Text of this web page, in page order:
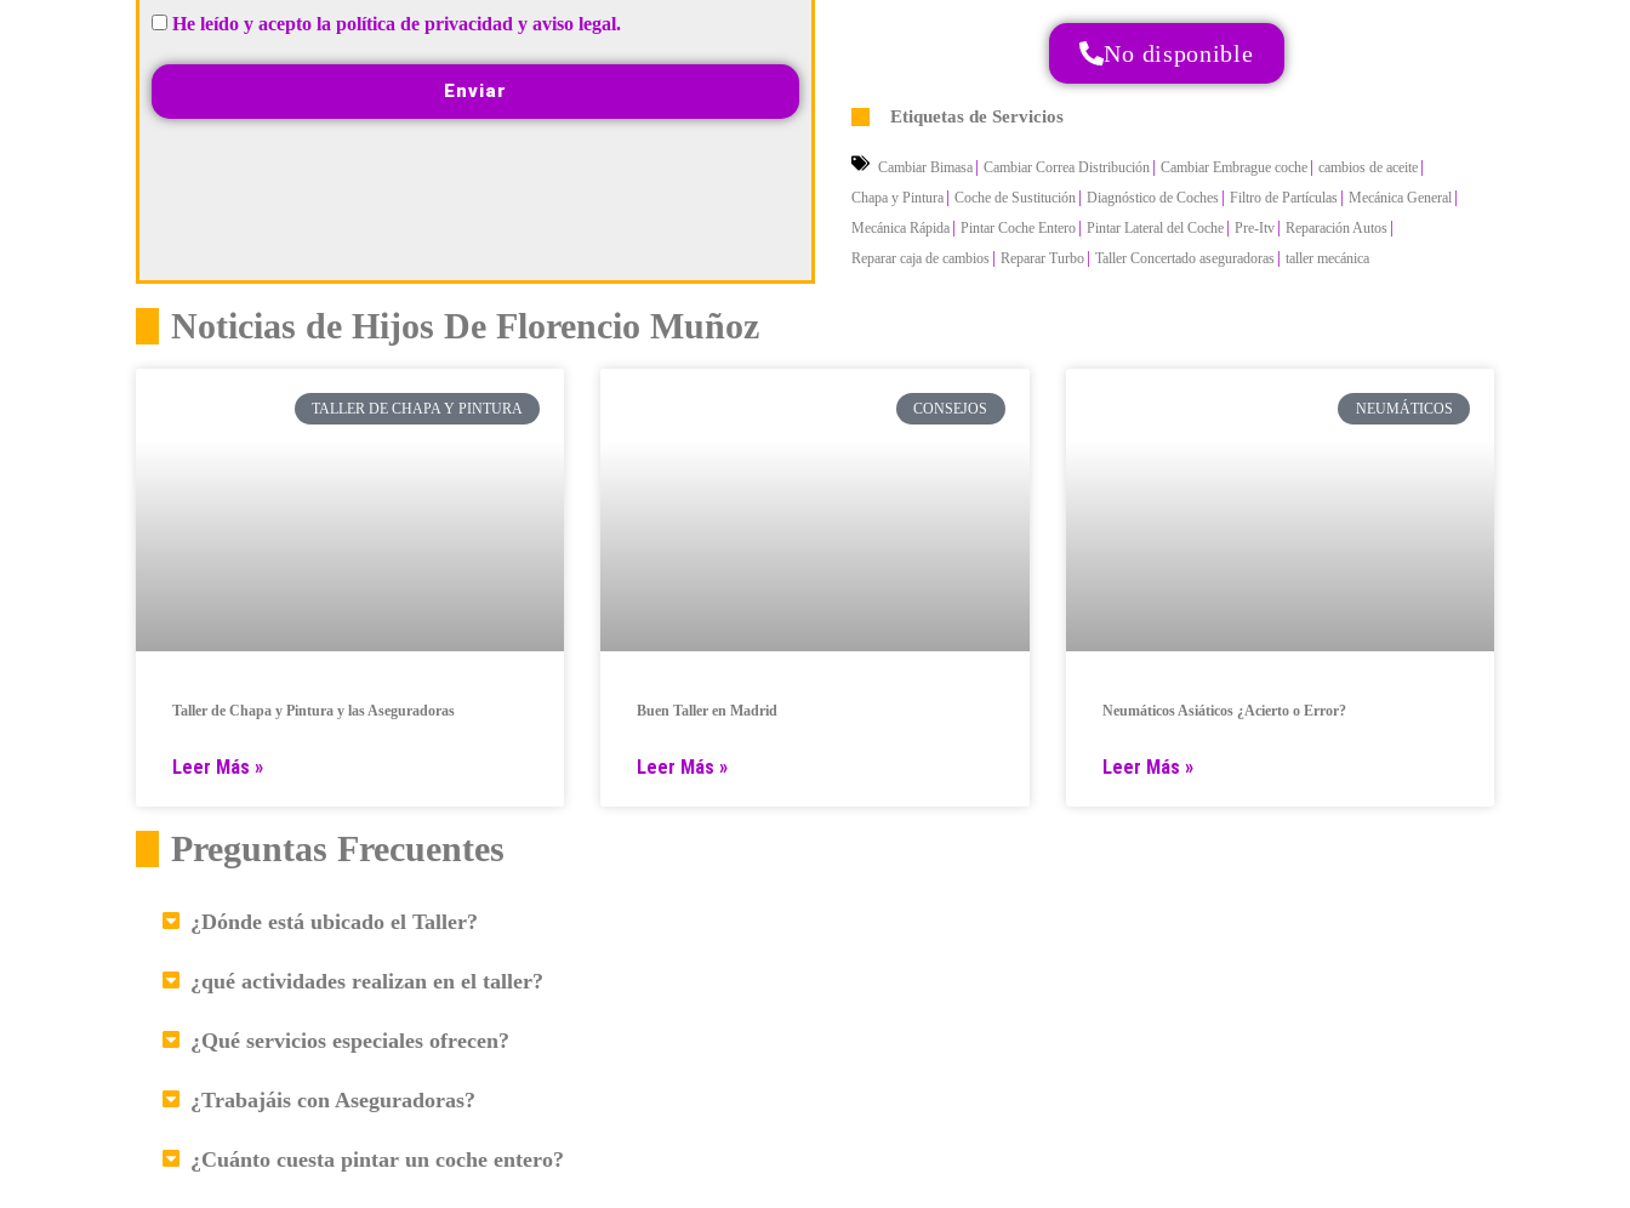
He leído y acepto la política de privacidad y aviso legal.
Enviar
No disponible
Etiquetas de Servicios
Cambiar Bimasa Cambiar Correa Distribución Cambiar Embrague coche cambios de aceite
Chapa y Pintura Coche de Sustitución Diagnóstico de Coches Filtro de Partículas Mecánica General
Mecánica Rápida Pintar Coche Entero Pintar Lateral del Coche Pre-Itv Reparación Autos
Reparar caja de cambios Reparar Turbo Taller Concertado aseguradoras taller mecánica
Noticias de Hijos De Florencio Muñoz
TALLER DE CHAPA Y PINTURA
Taller de Chapa y Pintura y las Aseguradoras
Leer Más »
CONSEJOS
Buen Taller en Madrid
Leer Más »
NEUMÁTICOS
Neumáticos Asiáticos ¿Acierto o Error?
Leer Más »
Preguntas Frecuentes
¿Dónde está ubicado el Taller?
¿qué actividades realizan en el taller?
¿Qué servicios especiales ofrecen?
¿Trabajáis con Aseguradoras?
¿Cuánto cuesta pintar un coche entero?